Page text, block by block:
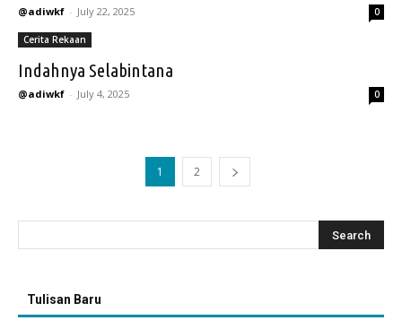
@adiwkf - July 22, 2025 0
Cerita Rekaan
Indahnya Selabintana
@adiwkf - July 4, 2025 0
1 2
Tulisan Baru